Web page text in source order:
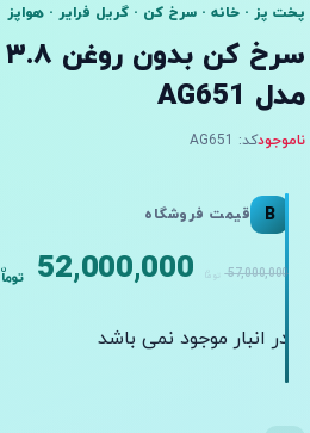
پخت پز · خانه · سرخ کن · گریل فرایر · هواپز
مدل AG651
ناموجودکد: AG651
B قیمت فروشگاه
57,000,000 توماقیمت
57,000,000 تومان
52,000,000 توما
ن
قیمت
52,000,000 تومان.
در انبار موجود نمی باشد